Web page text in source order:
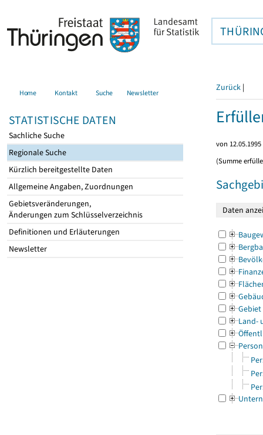
Home Kontakt Suche Newsletter
STATISTISCHE DATEN
Sachliche Suche
Regionale Suche
Kürzlich bereitgestellte Daten
Allgemeine Angaben, Zuordnungen
Gebietsveränderungen,
Änderungen zum Schlüsselverzeichnis
Definitionen und Erläuterungen
Newsletter
Zurück |
von
(Summe
Gebiet
Land-